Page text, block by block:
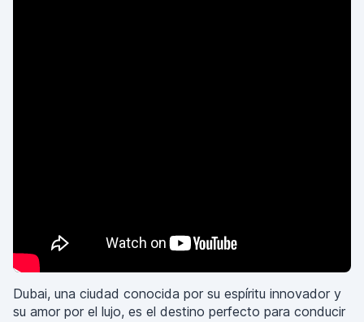
Dubai, una ciudad conocida por su espíritu innovador y
su amor por el lujo, es el destino perfecto para conducir